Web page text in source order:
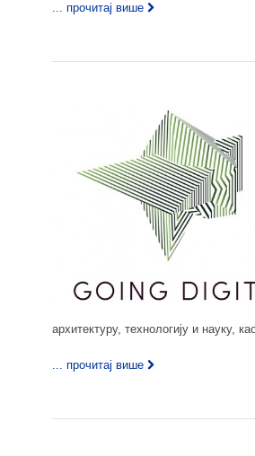
... прочитај више
архитектуру, технологију и науку,
... прочитај више